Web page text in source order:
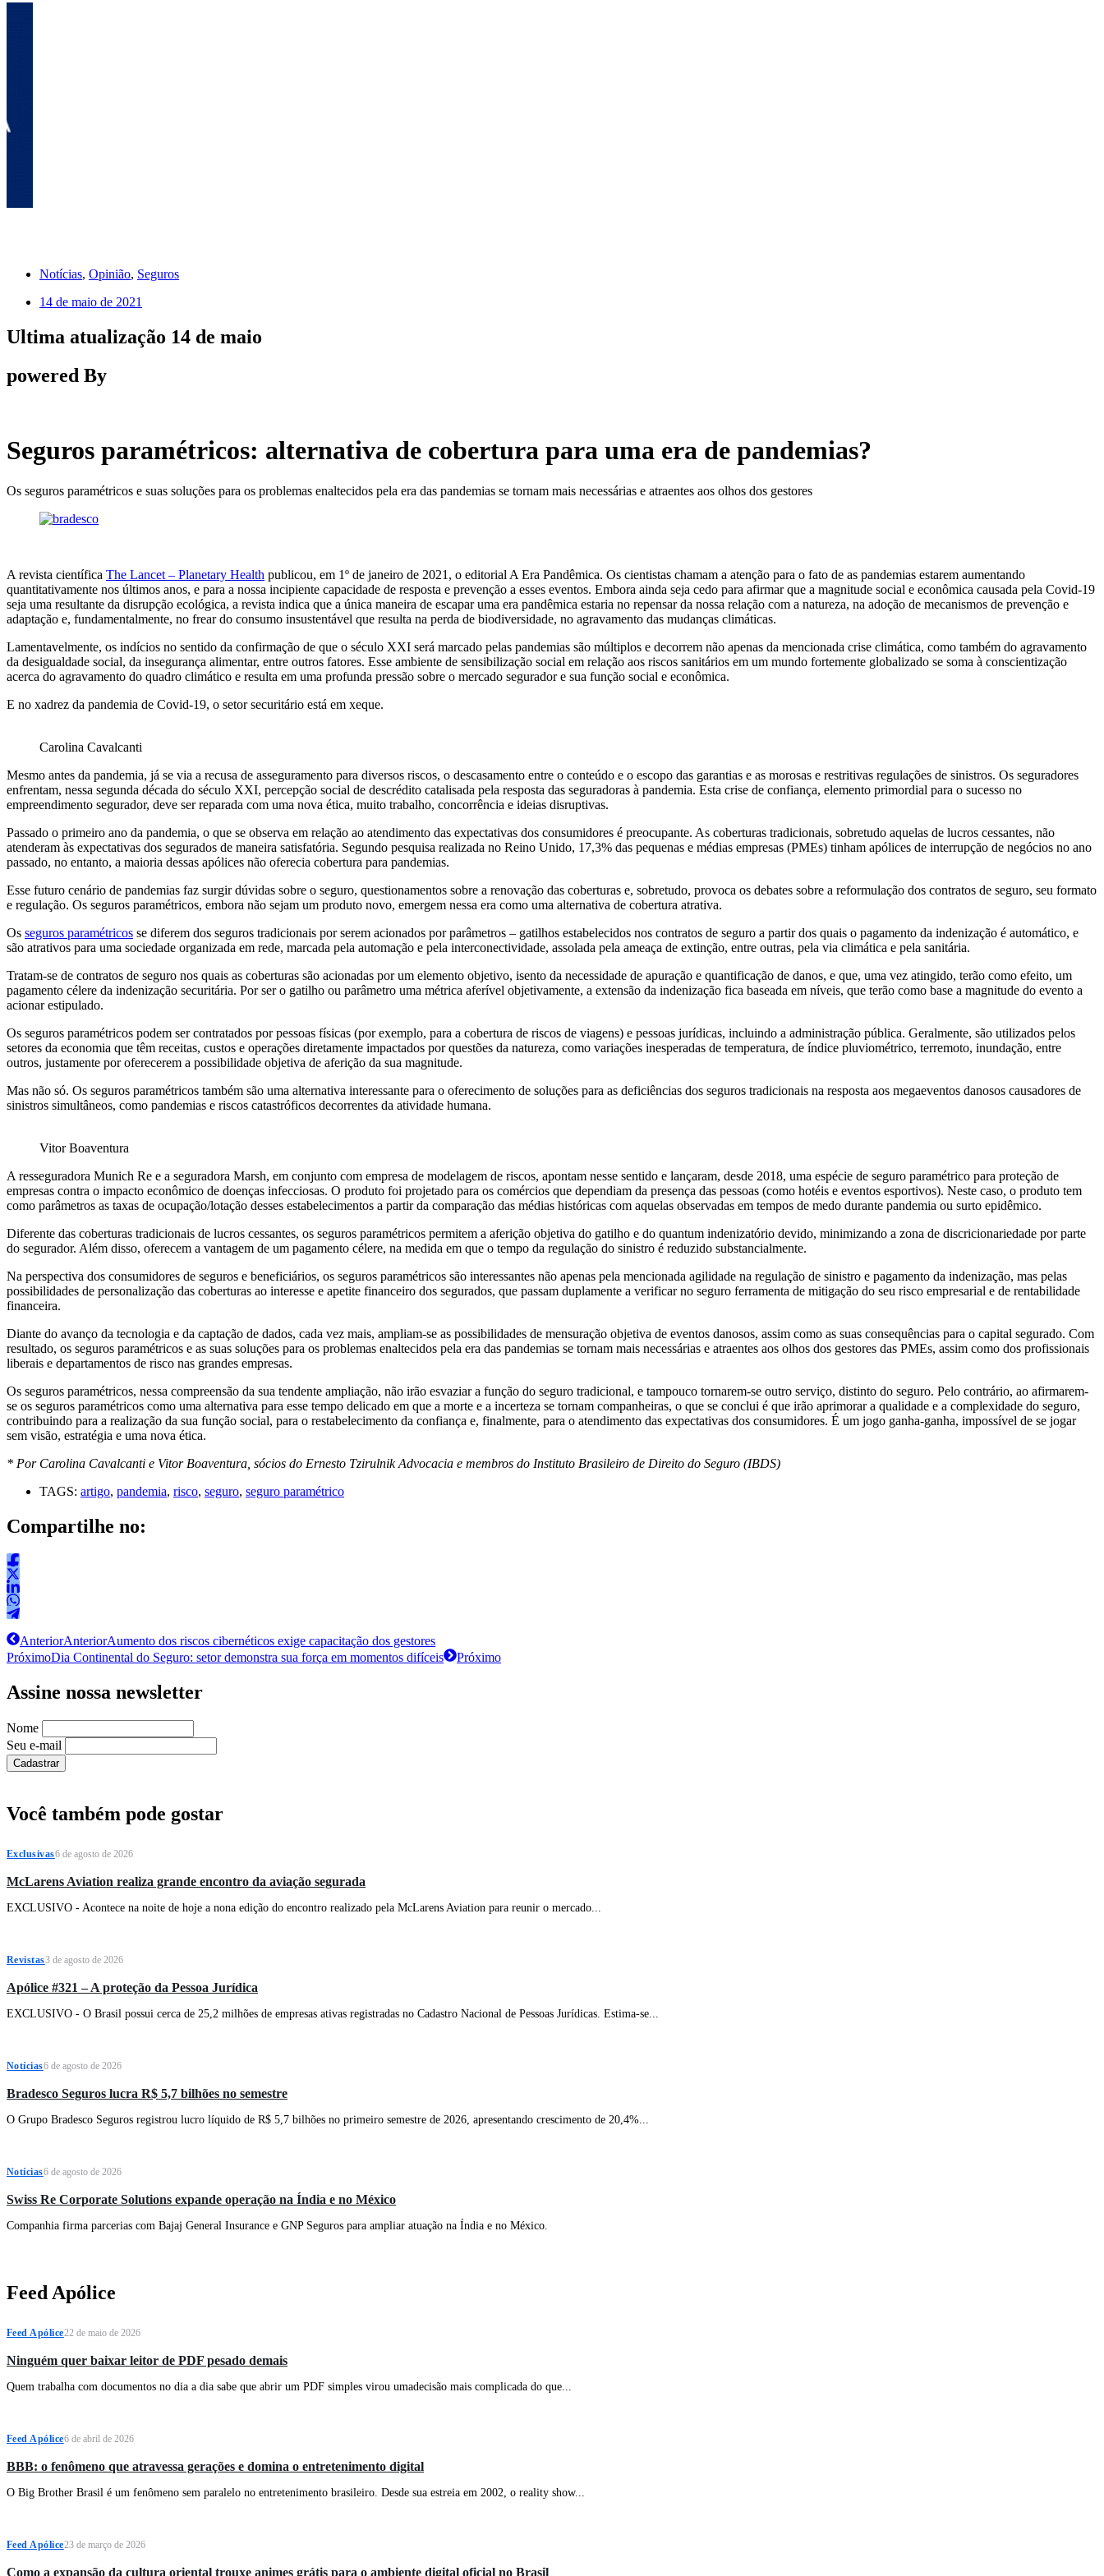
Notícias, Opinião, Seguros
14 de maio de 2021
Ultima atualização 14 de maio
powered By
Seguros paramétricos: alternativa de cobertura para uma era de pandemias?
Os seguros paramétricos e suas soluções para os problemas enaltecidos pela era das pandemias se tornam mais necessárias e atraentes aos olhos dos gestores
A revista científica The Lancet – Planetary Health publicou, em 1º de janeiro de 2021, o editorial A Era Pandêmica. Os cientistas chamam a atenção para o fato de as pandemias estarem aumentando
quantitativamente nos últimos anos, e para a nossa incipiente capacidade de resposta e prevenção a esses eventos. Embora ainda seja cedo para afirmar que a magnitude social e econômica causada pela Covid-19
seja uma resultante da disrupção ecológica, a revista indica que a única maneira de escapar uma era pandêmica estaria no repensar da nossa relação com a natureza, na adoção de mecanismos de prevenção e
adaptação e, fundamentalmente, no frear do consumo insustentável que resulta na perda de biodiversidade, no agravamento das mudanças climáticas.
Lamentavelmente, os indícios no sentido da confirmação de que o século XXI será marcado pelas pandemias são múltiplos e decorrem não apenas da mencionada crise climática, como também do agravamento
da desigualdade social, da insegurança alimentar, entre outros fatores. Esse ambiente de sensibilização social em relação aos riscos sanitários em um mundo fortemente globalizado se soma à conscientização
acerca do agravamento do quadro climático e resulta em uma profunda pressão sobre o mercado segurador e sua função social e econômica.
E no xadrez da pandemia de Covid-19, o setor securitário está em xeque.
Carolina Cavalcanti
Mesmo antes da pandemia, já se via a recusa de asseguramento para diversos riscos, o descasamento entre o conteúdo e o escopo das garantias e as morosas e restritivas regulações de sinistros. Os seguradores
enfrentam, nessa segunda década do século XXI, percepção social de descrédito catalisada pela resposta das seguradoras à pandemia. Esta crise de confiança, elemento primordial para o sucesso no
empreendimento segurador, deve ser reparada com uma nova ética, muito trabalho, concorrência e ideias disruptivas.
Passado o primeiro ano da pandemia, o que se observa em relação ao atendimento das expectativas dos consumidores é preocupante. As coberturas tradicionais, sobretudo aquelas de lucros cessantes, não
atenderam às expectativas dos segurados de maneira satisfatória. Segundo pesquisa realizada no Reino Unido, 17,3% das pequenas e médias empresas (PMEs) tinham apólices de interrupção de negócios no ano
passado, no entanto, a maioria dessas apólices não oferecia cobertura para pandemias.
Esse futuro cenário de pandemias faz surgir dúvidas sobre o seguro, questionamentos sobre a renovação das coberturas e, sobretudo, provoca os debates sobre a reformulação dos contratos de seguro, seu formato
e regulação. Os seguros paramétricos, embora não sejam um produto novo, emergem nessa era como uma alternativa de cobertura atrativa.
Os seguros paramétricos se diferem dos seguros tradicionais por serem acionados por parâmetros – gatilhos estabelecidos nos contratos de seguro a partir dos quais o pagamento da indenização é automático, e
são atrativos para uma sociedade organizada em rede, marcada pela automação e pela interconectividade, assolada pela ameaça de extinção, entre outras, pela via climática e pela sanitária.
Tratam-se de contratos de seguro nos quais as coberturas são acionadas por um elemento objetivo, isento da necessidade de apuração e quantificação de danos, e que, uma vez atingido, terão como efeito, um
pagamento célere da indenização securitária. Por ser o gatilho ou parâmetro uma métrica aferível objetivamente, a extensão da indenização fica baseada em níveis, que terão como base a magnitude do evento a
acionar estipulado.
Os seguros paramétricos podem ser contratados por pessoas físicas (por exemplo, para a cobertura de riscos de viagens) e pessoas jurídicas, incluindo a administração pública. Geralmente, são utilizados pelos
setores da economia que têm receitas, custos e operações diretamente impactados por questões da natureza, como variações inesperadas de temperatura, de índice pluviométrico, terremoto, inundação, entre
outros, justamente por oferecerem a possibilidade objetiva de aferição da sua magnitude.
Mas não só. Os seguros paramétricos também são uma alternativa interessante para o oferecimento de soluções para as deficiências dos seguros tradicionais na resposta aos megaeventos danosos causadores de
sinistros simultâneos, como pandemias e riscos catastróficos decorrentes da atividade humana.
Vitor Boaventura
A resseguradora Munich Re e a seguradora Marsh, em conjunto com empresa de modelagem de riscos, apontam nesse sentido e lançaram, desde 2018, uma espécie de seguro paramétrico para proteção de
empresas contra o impacto econômico de doenças infecciosas. O produto foi projetado para os comércios que dependiam da presença das pessoas (como hotéis e eventos esportivos). Neste caso, o produto tem
como parâmetros as taxas de ocupação/lotação desses estabelecimentos a partir da comparação das médias históricas com aquelas observadas em tempos de medo durante pandemia ou surto epidêmico.
Diferente das coberturas tradicionais de lucros cessantes, os seguros paramétricos permitem a aferição objetiva do gatilho e do quantum indenizatório devido, minimizando a zona de discricionariedade por parte
do segurador. Além disso, oferecem a vantagem de um pagamento célere, na medida em que o tempo da regulação do sinistro é reduzido substancialmente.
Na perspectiva dos consumidores de seguros e beneficiários, os seguros paramétricos são interessantes não apenas pela mencionada agilidade na regulação de sinistro e pagamento da indenização, mas pelas
possibilidades de personalização das coberturas ao interesse e apetite financeiro dos segurados, que passam duplamente a verificar no seguro ferramenta de mitigação do seu risco empresarial e de rentabilidade
financeira.
Diante do avanço da tecnologia e da captação de dados, cada vez mais, ampliam-se as possibilidades de mensuração objetiva de eventos danosos, assim como as suas consequências para o capital segurado. Com
resultado, os seguros paramétricos e as suas soluções para os problemas enaltecidos pela era das pandemias se tornam mais necessárias e atraentes aos olhos dos gestores das PMEs, assim como dos profissionais
liberais e departamentos de risco nas grandes empresas.
Os seguros paramétricos, nessa compreensão da sua tendente ampliação, não irão esvaziar a função do seguro tradicional, e tampouco tornarem-se outro serviço, distinto do seguro. Pelo contrário, ao afirmarem-
se os seguros paramétricos como uma alternativa para esse tempo delicado em que a morte e a incerteza se tornam companheiras, o que se conclui é que irão aprimorar a qualidade e a complexidade do seguro,
contribuindo para a realização da sua função social, para o restabelecimento da confiança e, finalmente, para o atendimento das expectativas dos consumidores. É um jogo ganha-ganha, impossível de se jogar
sem visão, estratégia e uma nova ética.
* Por Carolina Cavalcanti e Vitor Boaventura, sócios do Ernesto Tzirulnik Advocacia e membros do Instituto Brasileiro de Direito do Seguro (IBDS)
TAGS: artigo, pandemia, risco, seguro, seguro paramétrico
Compartilhe no:
AnteriorAnteriorAumento dos riscos cibernéticos exige capacitação dos gestores
PróximoDia Continental do Seguro: setor demonstra sua força em momentos difíceis Próximo
Assine nossa newsletter
Nome
Seu e-mail
Você também pode gostar
Exclusivas6 de agosto de 2026
McLarens Aviation realiza grande encontro da aviação segurada
EXCLUSIVO - Acontece na noite de hoje a nona edição do encontro realizado pela McLarens Aviation para reunir o mercado...
Revistas3 de agosto de 2026
Apólice #321 – A proteção da Pessoa Jurídica
EXCLUSIVO - O Brasil possui cerca de 25,2 milhões de empresas ativas registradas no Cadastro Nacional de Pessoas Jurídicas. Estima-se...
Notícias6 de agosto de 2026
Bradesco Seguros lucra R$ 5,7 bilhões no semestre
O Grupo Bradesco Seguros registrou lucro líquido de R$ 5,7 bilhões no primeiro semestre de 2026, apresentando crescimento de 20,4%...
Notícias6 de agosto de 2026
Swiss Re Corporate Solutions expande operação na Índia e no México
Companhia firma parcerias com Bajaj General Insurance e GNP Seguros para ampliar atuação na Índia e no México.
Feed Apólice
Feed Apólice22 de maio de 2026
Ninguém quer baixar leitor de PDF pesado demais
Quem trabalha com documentos no dia a dia sabe que abrir um PDF simples virou umadecisão mais complicada do que...
Feed Apólice6 de abril de 2026
BBB: o fenômeno que atravessa gerações e domina o entretenimento digital
O Big Brother Brasil é um fenômeno sem paralelo no entretenimento brasileiro. Desde sua estreia em 2002, o reality show...
Feed Apólice23 de março de 2026
Como a expansão da cultura oriental trouxe animes grátis para o ambiente digital oficial no Brasil